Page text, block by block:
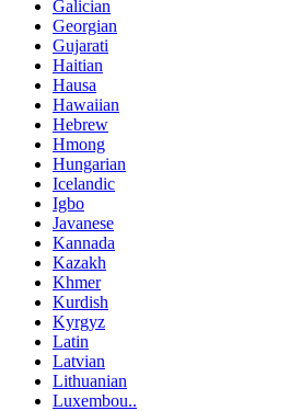
Galician
Georgian
Gujarati
Haitian
Hausa
Hawaiian
Hebrew
Hmong
Hungarian
Icelandic
Igbo
Javanese
Kannada
Kazakh
Khmer
Kurdish
Kyrgyz
Latin
Latvian
Lithuanian
Luxembou..